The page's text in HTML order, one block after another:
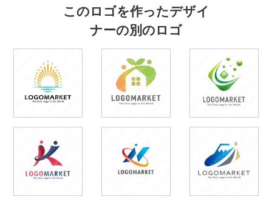
このロゴを作ったデザイ
ナーの別のロゴ